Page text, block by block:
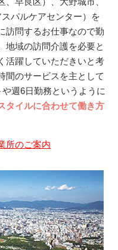
パルケアセンター）を
訪問するお仕事なので勤
地域の訪問介護を必要と
活躍していただきいと考
間のサービスを主として
週6日勤務というように
タイルに合わせて働き方
所のご案内